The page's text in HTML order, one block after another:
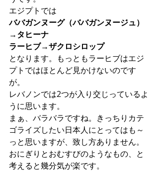
エジプトでは
ババガンヌーグ（ババガンヌージュ）
→タヒーナ
ラーヒブ→ザクロシロップ
となります。もっともラーヒブはエジ
プトではほとんど見かけないのです
が。
レバノンでは2つが入り交じっているよ
うに思います。
まぁ、バラバラですね。きっちりカテ
ゴライズしたい日本人にとってはも～
っと思いますが、致し方ありません。
おにぎりとおむすびのようなもの、と
考えると幾分気が楽です。